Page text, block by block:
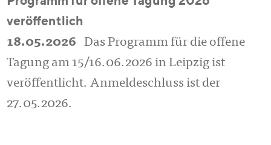
veröffentlich
18.05.2026
Das Programm für die offene
Tagung am 15/16.06.2026 in Leipzig ist
veröffentlicht. Anmeldeschluss ist der
27.05.2026.